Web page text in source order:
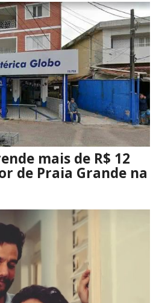
mais de R$ 12
de Praia Grande na